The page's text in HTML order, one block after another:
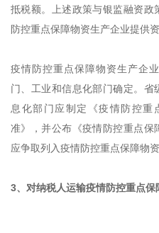
抵税额。上述政策与银监融资
防控重点保障物资生产企业提供资
疫情防控重点保障物资生产企
门、工业和信息化部门确定。
息化部门应制定《疫情防控重
准》，并公布《疫情防控重点保
应争取列入疫情防控重点保障物
3、对纳税人运输疫情防控重点保